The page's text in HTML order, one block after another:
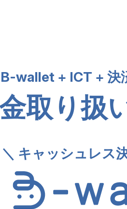
B-wallet + ICT + 決
取り扱
＼ キャッシュレス